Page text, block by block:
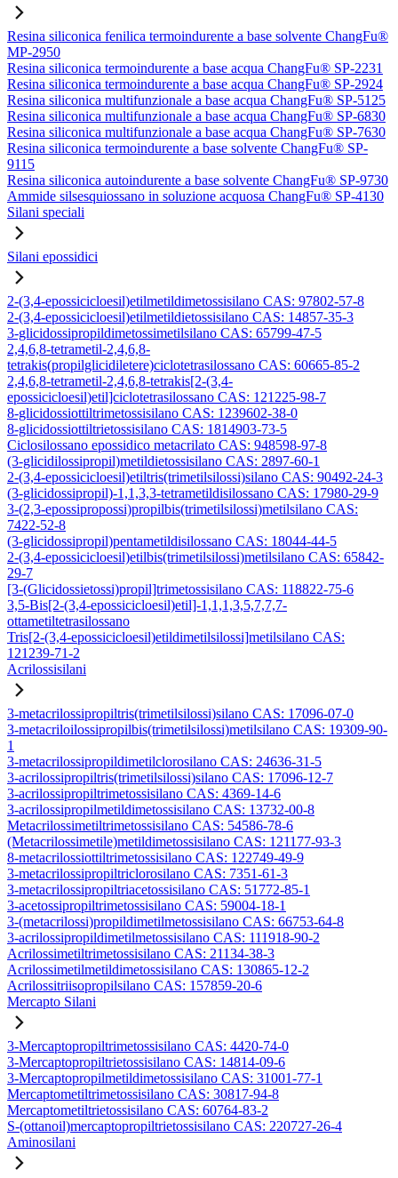
Resina siliconica fenilica termoindurente a base solvente ChangFu®
MP-2950
Resina siliconica termoindurente a base acqua ChangFu® SP-2231
Resina siliconica termoindurente a base acqua ChangFu® SP-2924
Resina siliconica multifunzionale a base acqua ChangFu® SP-5125
Resina siliconica multifunzionale a base acqua ChangFu® SP-6830
Resina siliconica multifunzionale a base acqua ChangFu® SP-7630
Resina siliconica termoindurente a base solvente ChangFu® SP-
9115
Resina siliconica autoindurente a base solvente ChangFu® SP-9730
Ammide silsesquiossano in soluzione acquosa ChangFu® SP-4130
Silani speciali
Silani epossidici
2-(3,4-epossicicloesil)etilmetildimetossisilano CAS: 97802-57-8
2-(3,4-epossicicloesil)etilmetildietossisilano CAS: 14857-35-3
3-glicidossipropildimetossimetilsilano CAS: 65799-47-5
2,4,6,8-tetrametil-2,4,6,8-
tetrakis(propilglicidiletere)ciclotetrasilossano CAS: 60665-85-2
2,4,6,8-tetrametil-2,4,6,8-tetrakis[2-(3,4-
epossicicloesil)etil]ciclotetrasilossano CAS: 121225-98-7
8-glicidossiottiltrimetossisilano CAS: 1239602-38-0
8-glicidossiottiltrietossisilano CAS: 1814903-73-5
Ciclosilossano epossidico metacrilato CAS: 948598-97-8
(3-glicidilossipropil)metildietossisilano CAS: 2897-60-1
2-(3,4-epossicicloesil)etiltris(trimetilsilossi)silano CAS: 90492-24-3
(3-glicidossipropil)-1,1,3,3-tetrametildisilossano CAS: 17980-29-9
3-(2,3-epossipropossi)propilbis(trimetilsilossi)metilsilano CAS:
7422-52-8
(3-glicidossipropil)pentametildisilossano CAS: 18044-44-5
2-(3,4-epossicicloesil)etilbis(trimetilsilossi)metilsilano CAS: 65842-
29-7
[3-(Glicidossietossi)propil]trimetossisilano CAS: 118822-75-6
3,5-Bis[2-(3,4-epossicicloesil)etil]-1,1,1,3,5,7,7,7-
ottametiltetrasilossano
Tris[2-(3,4-epossicicloesil)etildimetilsilossi]metilsilano CAS:
121239-71-2
Acrilossisilani
3-metacrilossipropiltris(trimetilsilossi)silano CAS: 17096-07-0
3-metacriloilossipropilbis(trimetilsilossi)metilsilano CAS: 19309-90-
1
3-metacrilossipropildimetilclorosilano CAS: 24636-31-5
3-acrilossipropiltris(trimetilsilossi)silano CAS: 17096-12-7
3-acrilossipropiltrimetossisilano CAS: 4369-14-6
3-acrilossipropilmetildimetossisilano CAS: 13732-00-8
Metacrilossimetiltrimetossisilano CAS: 54586-78-6
(Metacrilossimetile)metildimetossisilano CAS: 121177-93-3
8-metacrilossiottiltrimetossisilano CAS: 122749-49-9
3-metacrilossipropiltriclorosilano CAS: 7351-61-3
3-metacrilossipropiltriacetossisilano CAS: 51772-85-1
3-acetossipropiltrimetossisilano CAS: 59004-18-1
3-(metacrilossi)propildimetilmetossisilano CAS: 66753-64-8
3-acrilossipropildimetilmetossisilano CAS: 111918-90-2
Acrilossimetiltrimetossisilano CAS: 21134-38-3
Acrilossimetilmetildimetossisilano CAS: 130865-12-2
Acrilossitriisopropilsilano CAS: 157859-20-6
Mercapto Silani
3-Mercaptopropiltrimetossisilano CAS: 4420-74-0
3-Mercaptopropiltrietossisilano CAS: 14814-09-6
3-Mercaptopropilmetildimetossisilano CAS: 31001-77-1
Mercaptometiltrimetossisilano CAS: 30817-94-8
Mercaptometiltrietossisilano CAS: 60764-83-2
S-(ottanoil)mercaptopropiltrietossisilano CAS: 220727-26-4
Aminosilani